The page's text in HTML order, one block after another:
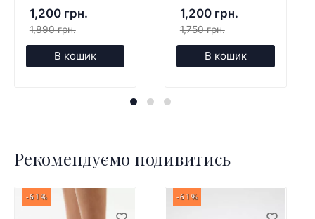
1,200 грн.
1,890 грн.
В кошик
1,200 грн.
1,750 грн.
В кошик
Рекомендуємо подивитись
-61% -61%